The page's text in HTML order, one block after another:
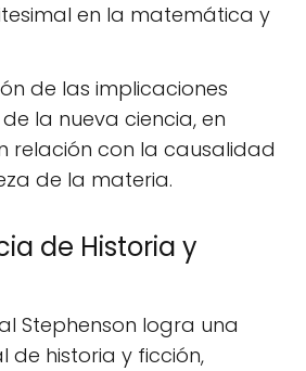
en la matemática y
de las implicaciones
la nueva ciencia, en
relación con la causalidad
de la materia.
de Historia y
Stephenson logra una
de historia y ficción,